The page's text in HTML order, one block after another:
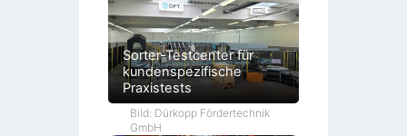
Sorter-Testcenter für
kundenspezifische
Praxistests
Bild: Dürkopp Fördertechnik
GmbH